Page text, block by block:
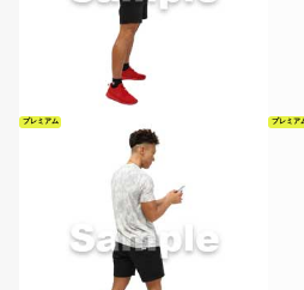
プレミアム プレミア